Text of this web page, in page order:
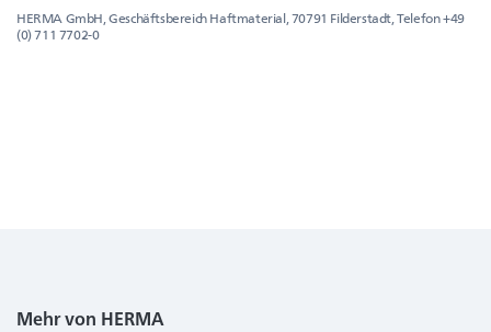
HERMA GmbH, Geschäftsbereich Haftmaterial, 70791 Filderstadt, Telefon +49
(0) 711 7702-0
Mehr von HERMA